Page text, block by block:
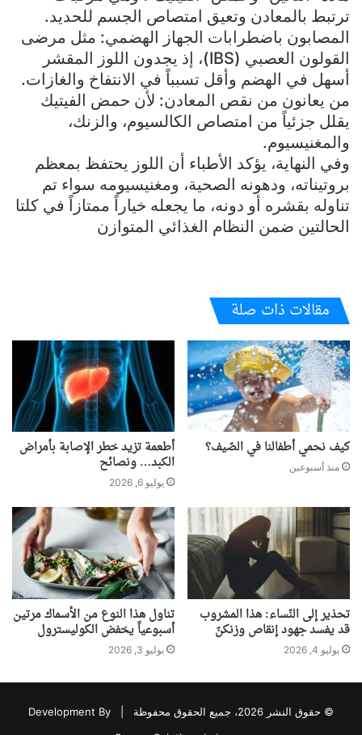
ترتبط بالمعادن وتعيق امتصاص الجسم للحديد.
المصابون باضطرابات الجهاز الهضمي: مثل مرضى
القولون العصبي (IBS)، إذ يجدون اللوز المقشر
أسهل في الهضم وأقل تسبباً في الانتفاخ والغازات.
من يعانون من نقص المعادن: لأن حمض الفيتيك
يقلل جزئياً من امتصاص الكالسيوم، والزنك،
والمغنيسيوم.
وفي النهاية، يؤكد الأطباء أن اللوز يحتفظ بمعظم
بروتيناته، ودهونه الصحية، ومغنيسيومه سواء تم
تناوله بقشره أو دونه، ما يجعله خياراً ممتازاً في كلتا
الحالتين ضمن النظام الغذائي المتوازن
مقالات ذات صلة
كيف نحمي أطفالنا في الصّيف؟
منذ أسبوعين
أطعمة تزيد خطر الإصابة بأمراض
الكبد… ونصائح
يوليو 6, 2026
تحذير إلى النّساء: هذا المشروب
قد يفسد جهود إنقاص وزنكنّ
يوليو 4, 2026
تناول هذا النوع من الأسماك مرتين
أسبوعياً يخفض الكوليسترول
يوليو 3, 2026
© حقوق النشر 2026، جميع الحقوق محفوظة |
Development By